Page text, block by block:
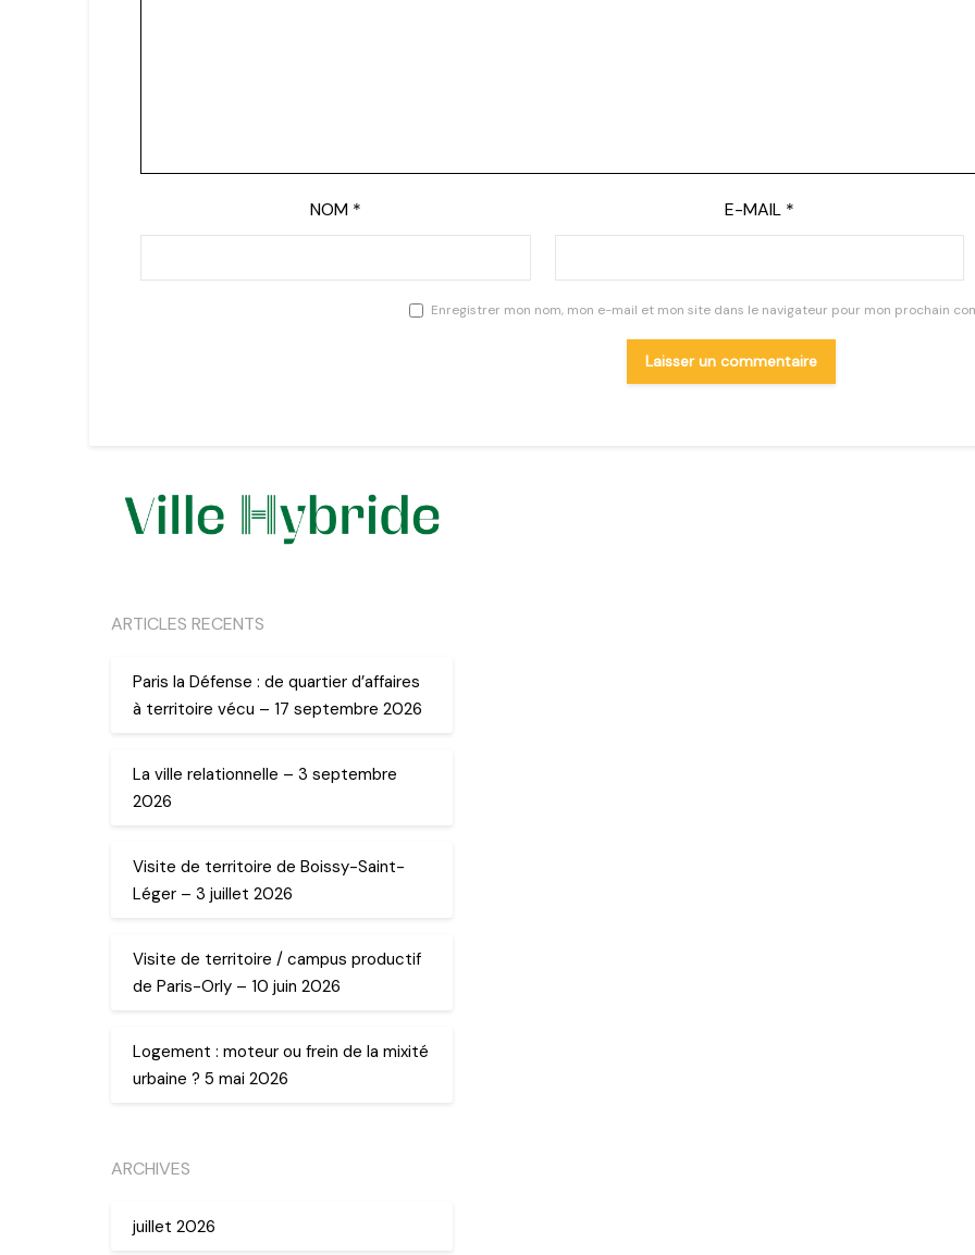
NOM * E-MAIL *
Enregistrer mon nom, mon e-mail et mon site dans le navigateur pour mon prochain
ARTICLES RECENTS
Paris la Défense : de quartier d’affaires
à territoire vécu – 17 septembre 2026
La ville relationnelle – 3 septembre
2026
Visite de territoire de Boissy-Saint-
Léger – 3 juillet 2026
Visite de territoire / campus productif
de Paris-Orly – 10 juin 2026
Logement : moteur ou frein de la mixité
urbaine ? 5 mai 2026
ARCHIVES
juillet 2026